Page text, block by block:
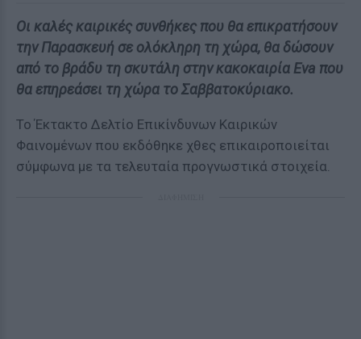
Οι καλές καιρικές συνθήκες που θα επικρατήσουν
την Παρασκευή σε ολόκληρη τη χώρα, θα δώσουν
από το βράδυ τη σκυτάλη στην κακοκαιρία Eva που
θα επηρεάσει τη χώρα το Σαββατοκύριακο.
Το Έκτακτο Δελτίο Επικίνδυνων Καιρικών
Φαινομένων που εκδόθηκε χθες επικαιροποιείται
σύμφωνα με τα τελευταία προγνωστικά στοιχεία.